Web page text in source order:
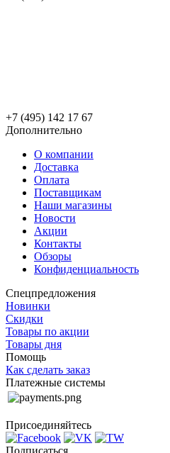
+7 (495) 142 17 67
Дополнительно
О компании
Доставка
Оплата
Поставщикам
Наши магазины
Новости
Акции
Контакты
Обзоры
Конфиденциальность
Спецпредложения
Новинки
Скидки
Товары по акции
Товары дня
Помощь
Как сделать заказ
Платежные системы
Присоединяйтесь
Подписаться